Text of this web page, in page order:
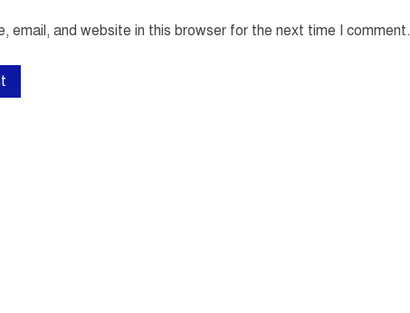
email, and website in this browser for the next time I comment.